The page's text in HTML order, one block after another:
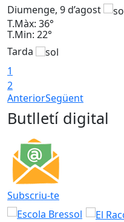
Diumenge, 9 d’agost
T.Màx: 36°
T.Min: 22°
Tarda
1
2
AnteriorSegüent
Butlletí digital
Subscriu-te